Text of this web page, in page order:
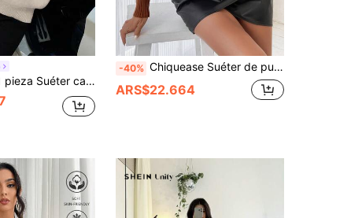
larga, cuello en V, ajuste holgado, de un solo color, para otoño/invierno
-40% Chiquease Suéter de punto ajustado de cuello en forma de corazón de unicolor para mujer, para otoño e invierno
ARS$22.664